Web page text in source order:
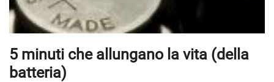
5 minuti che allungano la vita (della
batteria)